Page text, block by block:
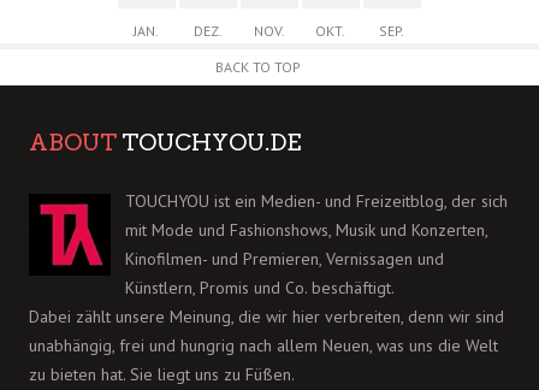
JAN. DEZ. NOV. OKT.
SEP.
BACK TO TOP
ABOUT TOUCHYOU.DE
TOUCHYOU ist ein Medien- und Freizeitblog, der sich
mit Mode und Fashionshows, Musik und Konzerten,
Kinofilmen- und Premieren, Vernissagen und
Künstlern, Promis und Co. beschäftigt.
Dabei zählt unsere Meinung, die wir hier verbreiten, denn wir sind
unabhängig, frei und hungrig nach allem Neuen, was uns die Welt
zu bieten hat. Sie liegt uns zu Füßen.